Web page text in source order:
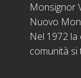
Monsignor
Nuovo
Nel 1972
comunità si